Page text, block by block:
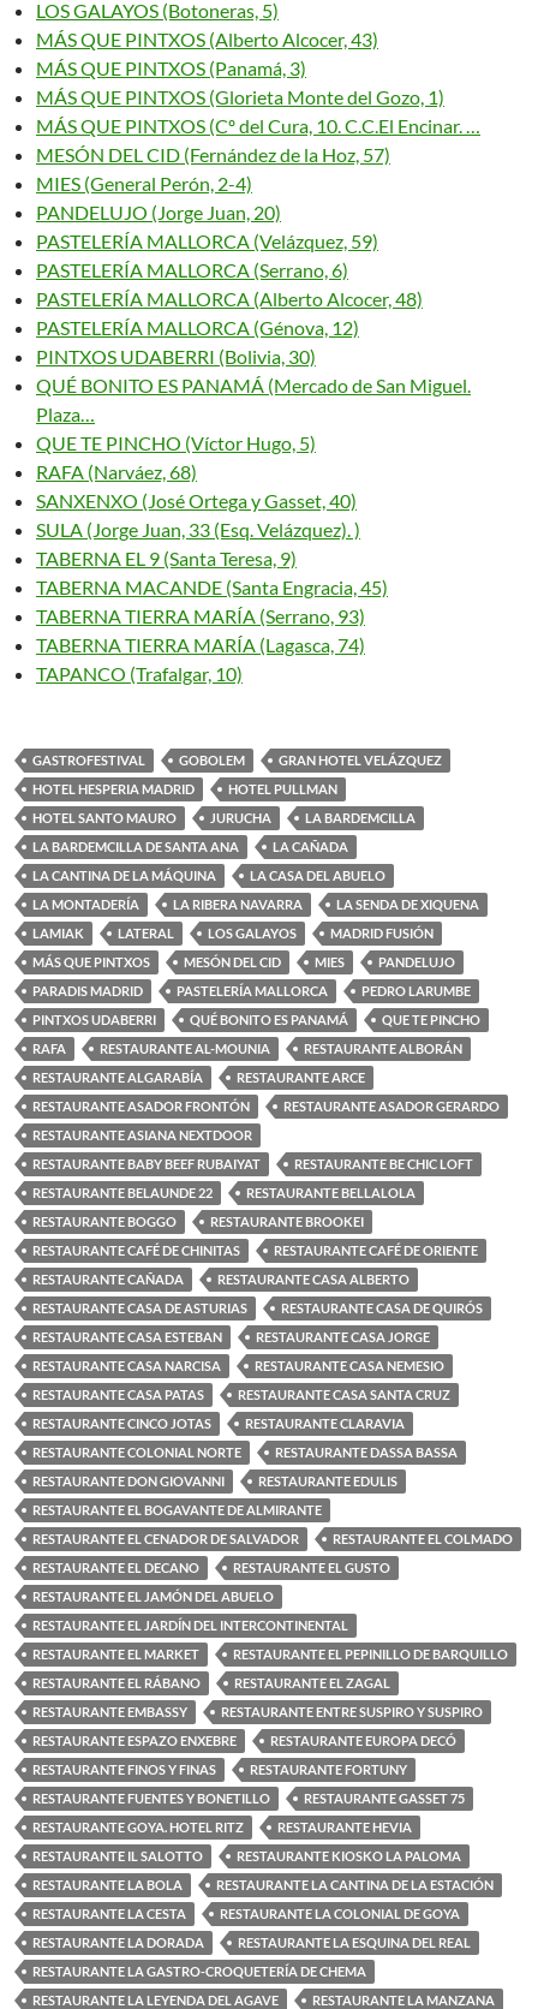
LOS GALAYOS (Botoneras, 5)
MÁS QUE PINTXOS (Alberto Alcocer, 43)
MÁS QUE PINTXOS (Panamá, 3)
MÁS QUE PINTXOS (Glorieta Monte del Gozo, 1)
MÁS QUE PINTXOS (Cº del Cura, 10. C.C.El Encinar. …
MESÓN DEL CID (Fernández de la Hoz, 57)
MIES (General Perón, 2-4)
PANDELUJO (Jorge Juan, 20)
PASTELERÍA MALLORCA (Velázquez, 59)
PASTELERÍA MALLORCA (Serrano, 6)
PASTELERÍA MALLORCA (Alberto Alcocer, 48)
PASTELERÍA MALLORCA (Génova, 12)
PINTXOS UDABERRI (Bolivia, 30)
QUÉ BONITO ES PANAMÁ (Mercado de San Miguel.
Plaza…
QUE TE PINCHO (Víctor Hugo, 5)
RAFA (Narváez, 68)
SANXENXO (José Ortega y Gasset, 40)
SULA (Jorge Juan, 33 (Esq. Velázquez). )
TABERNA EL 9 (Santa Teresa, 9)
TABERNA MACANDE (Santa Engracia, 45)
TABERNA TIERRA MARÍA (Serrano, 93)
TABERNA TIERRA MARÍA (Lagasca, 74)
TAPANCO (Trafalgar, 10)
GASTROFESTIVAL GOBOLEM
GRAN HOTEL VELÁZQUEZ
HOTEL HESPERIA MADRID
HOTEL PULLMAN
HOTEL SANTO MAURO
JURUCHA
LA BARDEMCILLA
LA BARDEMCILLA DE SANTA ANA
LA CAÑADA
LA CANTINA DE LA MÁQUINA
LA CASA DEL ABUELO
LA MONTADERÍA
LA RIBERA NAVARRA
LA SENDA DE XIQUENA
LAMIAK
LATERAL LOS GALAYOS
MADRID FUSIÓN
MÁS QUE PINTXOS
MESÓN DEL CID MIES
PANDELUJO
PARADIS MADRID
PASTELERÍA MALLORCA
PEDRO LARUMBE
PINTXOS UDABERRI
QUÉ BONITO ES PANAMÁ
QUE TE PINCHO
RAFA
RESTAURANTE AL-MOUNIA
RESTAURANTE ALBORÁN
RESTAURANTE ALGARABÍA
RESTAURANTE ARCE
RESTAURANTE ASADOR FRONTÓN
RESTAURANTE ASADOR GERARDO
RESTAURANTE ASIANA NEXTDOOR
RESTAURANTE BABY BEEF RUBAIYAT
RESTAURANTE BE CHIC LOFT
RESTAURANTE BELAUNDE 22
RESTAURANTE BELLALOLA
RESTAURANTE BOGGO
RESTAURANTE BROOKEI
RESTAURANTE CAFÉ DE CHINITAS
RESTAURANTE CAFÉ DE ORIENTE
RESTAURANTE CAÑADA
RESTAURANTE CASA ALBERTO
RESTAURANTE CASA DE ASTURIAS
RESTAURANTE CASA DE QUIRÓS
RESTAURANTE CASA ESTEBAN
RESTAURANTE CASA JORGE
RESTAURANTE CASA NARCISA
RESTAURANTE CASA NEMESIO
RESTAURANTE CASA PATAS
RESTAURANTE CASA SANTA CRUZ
RESTAURANTE CINCO JOTAS
RESTAURANTE CLARAVIA
RESTAURANTE COLONIAL NORTE
RESTAURANTE DASSA BASSA
RESTAURANTE DON GIOVANNI
RESTAURANTE EDULIS
RESTAURANTE EL BOGAVANTE DE ALMIRANTE
RESTAURANTE EL CENADOR DE SALVADOR
RESTAURANTE EL COLMADO
RESTAURANTE EL DECANO
RESTAURANTE EL GUSTO
RESTAURANTE EL JAMÓN DEL ABUELO
RESTAURANTE EL JARDÍN DEL INTERCONTINENTAL
RESTAURANTE EL MARKET
RESTAURANTE EL PEPINILLO DE BARQUILLO
RESTAURANTE EL RÁBANO
RESTAURANTE EL ZAGAL
RESTAURANTE EMBASSY
RESTAURANTE ENTRE SUSPIRO Y SUSPIRO
RESTAURANTE ESPAZO ENXEBRE
RESTAURANTE EUROPA DECÓ
RESTAURANTE FINOS Y FINAS
RESTAURANTE FORTUNY
RESTAURANTE FUENTES Y BONETILLO
RESTAURANTE GASSET 75
RESTAURANTE GOYA. HOTEL RITZ
RESTAURANTE HEVIA
RESTAURANTE IL SALOTTO
RESTAURANTE KIOSKO LA PALOMA
RESTAURANTE LA BOLA
RESTAURANTE LA CANTINA DE LA ESTACIÓN
RESTAURANTE LA CESTA
RESTAURANTE LA COLONIAL DE GOYA
RESTAURANTE LA DORADA
RESTAURANTE LA ESQUINA DEL REAL
RESTAURANTE LA GASTRO-CROQUETERÍA DE CHEMA
RESTAURANTE LA LEYENDA DEL AGAVE
RESTAURANTE LA MANZANA